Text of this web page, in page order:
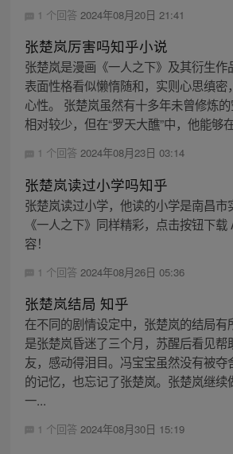
1 个回答 2024年08月20日 21:41
张楚岚厉害吗知乎小说
张楚岚是漫画《一人之下》及其衍生作
表面性格看似懒惰随和，实则心思缜密
心性。 张楚岚虽然有十多年未曾修炼
相对较少，但在“罗天大醮”中，他能够
1 个回答 2024年08月23日 03:14
张楚岚读过小学吗知乎
张楚岚读过小学，他读的小学是南昌市
《一人之下》同样精彩，点击按钮下
容！
1 个回答 2024年08月26日 05:36
张楚岚结局 知乎
在不同的剧情设定中，张楚岚的结局有
是张楚岚昏迷了三个月，苏醒后看见帮
友，感动得泪目。冯宝宝虽然没有被夺
的记忆，也忘记了张楚岚。张楚岚继续
一...
1 个回答 2024年08月30日 15:19